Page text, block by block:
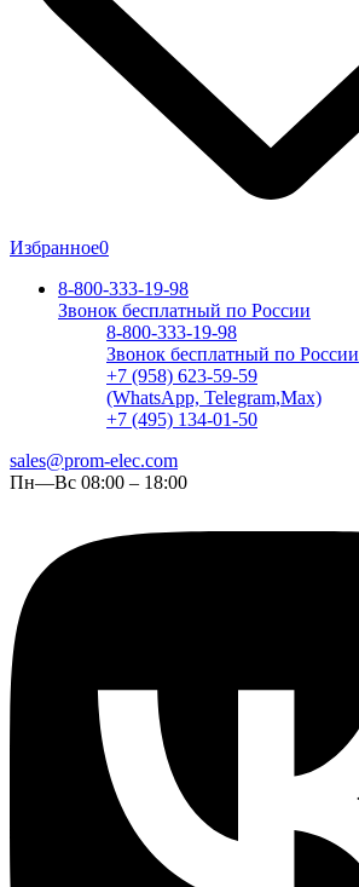
Избранное0
8-800-333-19-98
Звонок бесплатный по России
8-800-333-19-98
Звонок бесплатный по России
+7 (958) 623-59-59
(WhatsApp, Telegram,Max)
+7 (495) 134-01-50
sales@prom-elec.com
Пн—Вс 08:00 – 18:00